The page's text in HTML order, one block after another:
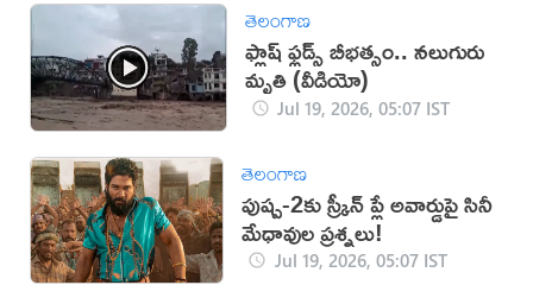
తెలంగాణ
ఫ్లాష్ ఫ్లడ్స్ బీభత్సం.. నలుగురు
మృతి (వీడియో)
Jul 19, 2026, 05:07 IST
తెలంగాణ
పుష్ప-2కు స్క్రీన్ ప్లే అవార్డుపై సినీ
మేధావుల ప్రశ్నలు!
Jul 19, 2026, 05:07 IST